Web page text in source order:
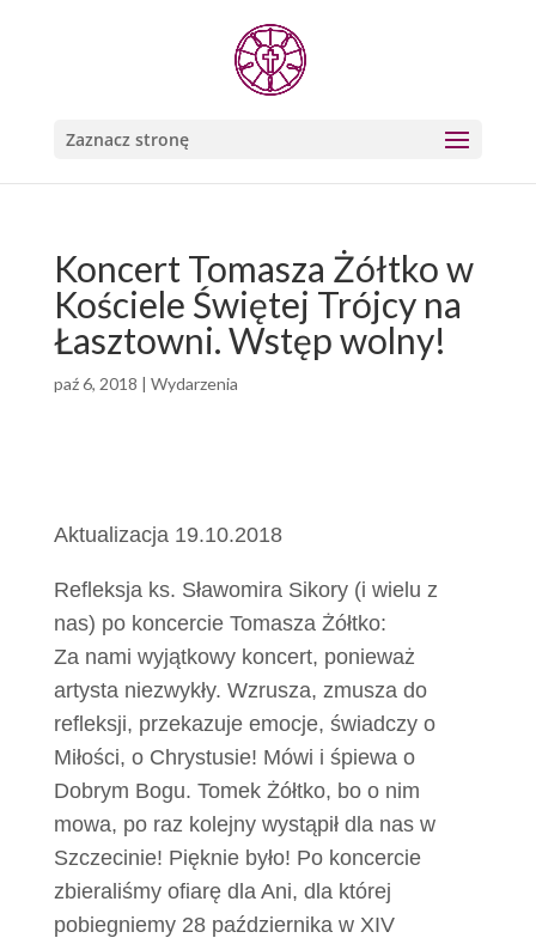
Zaznacz stronę
Koncert Tomasza Żółtko w
Kościele Świętej Trójcy na
Łasztowni. Wstęp wolny!
paź 6, 2018 | Wydarzenia
Aktualizacja 19.10.2018
Refleksja ks. Sławomira Sikory (i wielu z
nas) po koncercie Tomasza Żółtko:
Za nami wyjątkowy koncert, ponieważ
artysta niezwykły. Wzrusza, zmusza do
refleksji, przekazuje emocje, świadczy o
Miłości, o Chrystusie! Mówi i śpiewa o
Dobrym Bogu. Tomek Żółtko, bo o nim
mowa, po raz kolejny wystąpił dla nas w
Szczecinie! Pięknie było! Po koncercie
zbieraliśmy ofiarę dla Ani, dla której
pobiegniemy 28 października w XIV